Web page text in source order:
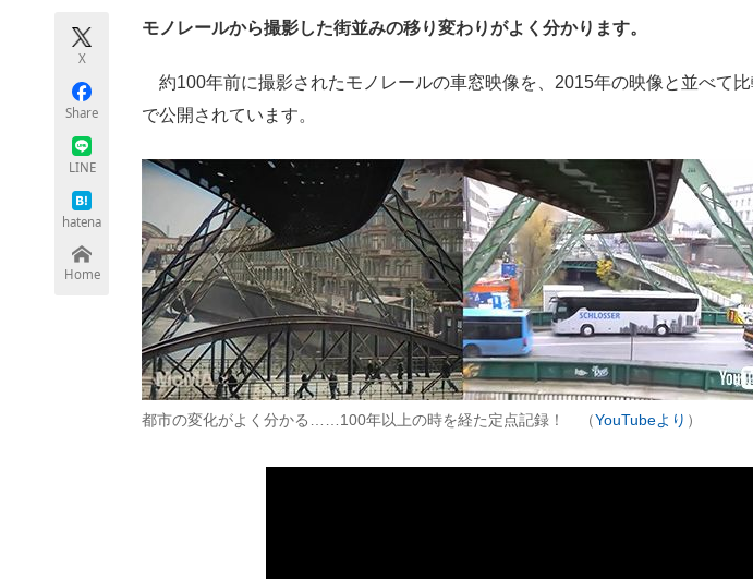
モノづくり技術者専門サイト エレクトロニクス専門サイト
ちょっと気になるネットの話題
X
Share
LINE
hatena
Home
モノレールから撮影した街並みの移り変わりがよく分かります。
約100年前に撮影されたモノレールの車窓映像を、2015年の映像と並べて
で公開されています。
都市の変化がよく分かる……100年以上の時を経た定点記録！ （YouTubeより ）